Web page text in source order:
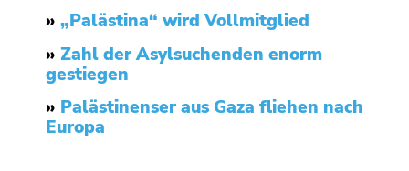
» „Palästina“ wird Vollmitglied
» Zahl der Asylsuchenden enorm
gestiegen
» Palästinenser aus Gaza fliehen nach
Europa